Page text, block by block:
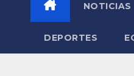
NOTICIAS
DEPORTES